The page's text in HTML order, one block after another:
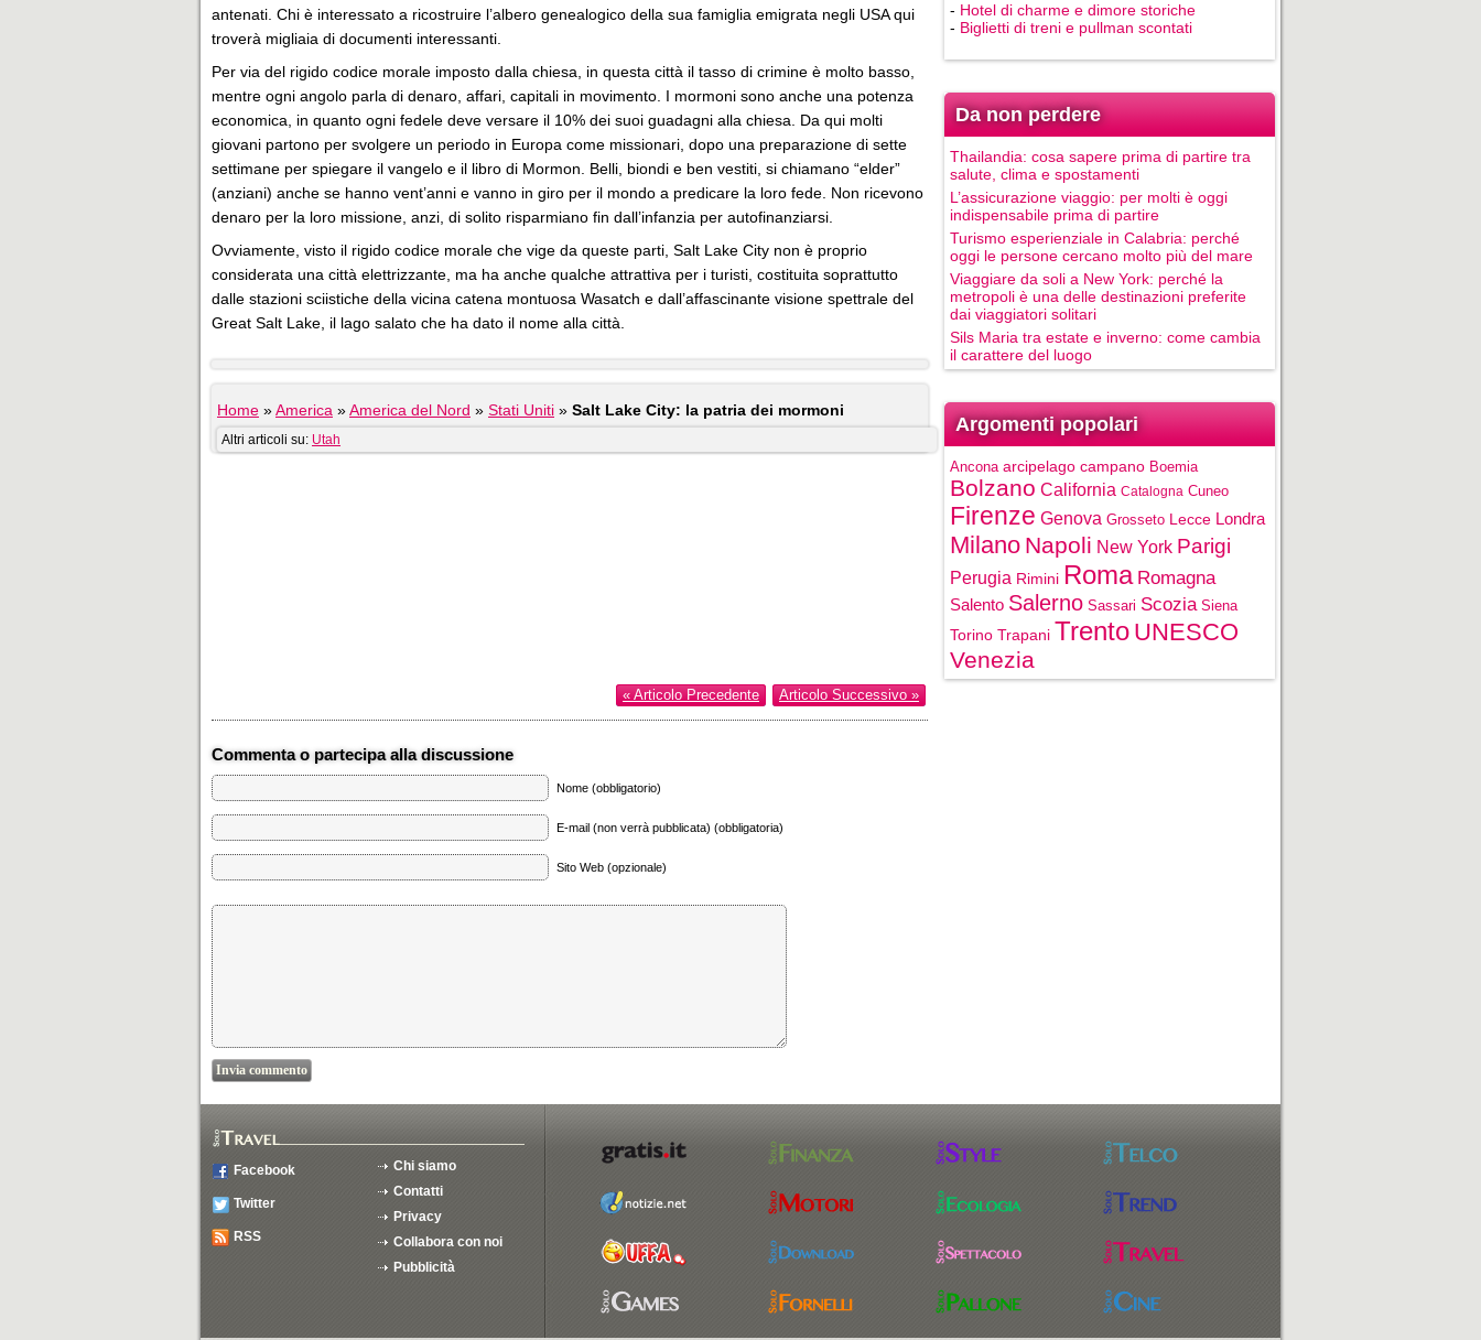
antenati. Chi è interessato a ricostruire l’albero genealogico della sua famiglia emigrata negli USA qui
troverà migliaia di documenti interessanti.
Per via del rigido codice morale imposto dalla chiesa, in questa città il tasso di crimine è molto basso,
mentre ogni angolo parla di denaro, affari, capitali in movimento. I mormoni sono anche una potenza
economica, in quanto ogni fedele deve versare il 10% dei suoi guadagni alla chiesa. Da qui molti
giovani partono per svolgere un periodo in Europa come missionari, dopo una preparazione di sette
settimane per spiegare il vangelo e il libro di Mormon. Belli, biondi e ben vestiti, si chiamano “elder”
(anziani) anche se hanno vent’anni e vanno in giro per il mondo a predicare la loro fede. Non ricevono
denaro per la loro missione, anzi, di solito risparmiano fin dall’infanzia per autofinanziarsi.
Ovviamente, visto il rigido codice morale che vige da queste parti, Salt Lake City non è proprio
considerata una città elettrizzante, ma ha anche qualche attrattiva per i turisti, costituita soprattutto
dalle stazioni sciistiche della vicina catena montuosa Wasatch e dall’affascinante visione spettrale del
Great Salt Lake, il lago salato che ha dato il nome alla città.
Home »America »America del Nord » Stati Uniti » Salt Lake City: la patria dei mormoni
Altri articoli su: Utah
« Articolo Precedente Articolo Successivo »
Commenta o partecipa alla discussione
Nome (obbligatorio)
E-mail (non verrà pubblicata) (obbligatoria)
Sito Web (opzionale)
- Hotel di charme e dimore storiche
- Biglietti di treni e pullman scontati
Da non perdere
Thailandia: cosa sapere prima di partire tra
salute, clima e spostamenti
L’assicurazione viaggio: per molti è oggi
indispensabile prima di partire
Turismo esperienziale in Calabria: perché
oggi le persone cercano molto più del mare
Viaggiare da soli a New York: perché la
metropoli è una delle destinazioni preferite
dai viaggiatori solitari
Sils Maria tra estate e inverno: come cambia
il carattere del luogo
Argomenti popolari
Ancona arcipelago campano Boemia
Bolzano California Catalogna Cuneo
Firenze Genova Grosseto Lecce Londra
Milano Napoli New York Parigi
Perugia Rimini Roma Romagna
Salento Salerno Sassari Scozia Siena
Torino Trapani Trento UNESCO
Venezia
Facebook
Twitter
RSS
Chi siamo
Contatti
Privacy
Collabora con noi
Pubblicità